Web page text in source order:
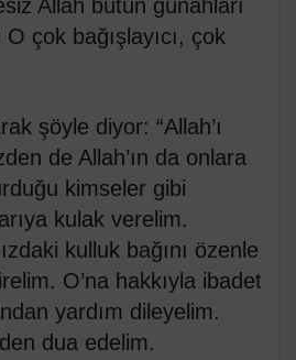
Allah bütün günahları
çok bağışlayıcı, çok
şöyle diyor: “Allah’ı
de Allah’ın da onlara
kimseler gibi
kulak verelim.
kulluk bağını özenle
O’na hakkıyla ibadet
yardım dileyelim.
dua edelim.